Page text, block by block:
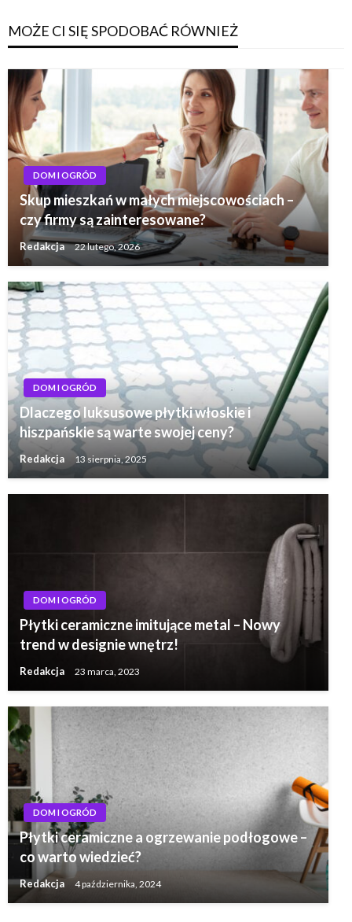
MOŻE CI SIĘ SPODOBAĆ RÓWNIEŻ
DOM I OGRÓD
Skup mieszkań w małych miejscowościach –
czy firmy są zainteresowane?
Redakcja 22 lutego, 2026
DOM I OGRÓD
Dlaczego luksusowe płytki włoskie i
hiszpańskie są warte swojej ceny?
Redakcja 13 sierpnia, 2025
DOM I OGRÓD
Płytki ceramiczne imitujące metal – Nowy
trend w designie wnętrz!
Redakcja 23 marca, 2023
DOM I OGRÓD
Płytki ceramiczne a ogrzewanie podłogowe –
co warto wiedzieć?
Redakcja 4 października, 2024